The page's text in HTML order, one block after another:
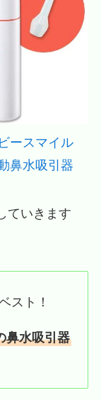
ースマイル
鼻水吸引器
ていきます
スト！
鼻水吸引器